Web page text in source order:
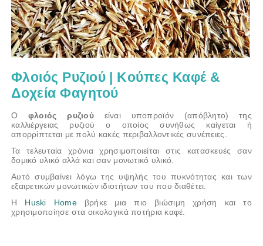
Φλοιός Ρυζιού | Kούπες Καφέ &
Δοχεία Φαγητού
Ο φλοιός ρυζιού είναι υποπροϊόν (απόβλητο) της
καλλιέργειας ρυζιού ο οποίος συνήθως καίγεται ή
απορρίπτεται με πολύ κακές περιβαλλοντικές συνέπειες.
Τα τελευταία χρόνια χρησιμοποιείται στις κατασκευές σαν
δομικό υλικό αλλά και σαν μονωτικό υλικό.
Αυτό συμβαίνει λόγω της υψηλής του πυκνότητας και των
εξαιρετικών μονωτικών ιδιοτήτων του που διαθέτει.
Η Huski Homeβρήκε μια πιο βιώσιμη χρήση και το
χρησιμοποίησε στα οικολογικά ποτήρια καφέ.